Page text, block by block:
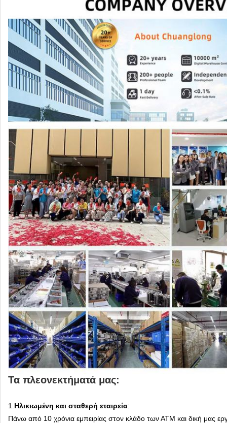
Τα πλεονεκτήματά μας:
1. Ηλικιωμένη και σταθερή εταιρεία:
Πάνω από 10 χρόνια εμπειρίας στον κλάδο των ΑΤΜ και δική μας